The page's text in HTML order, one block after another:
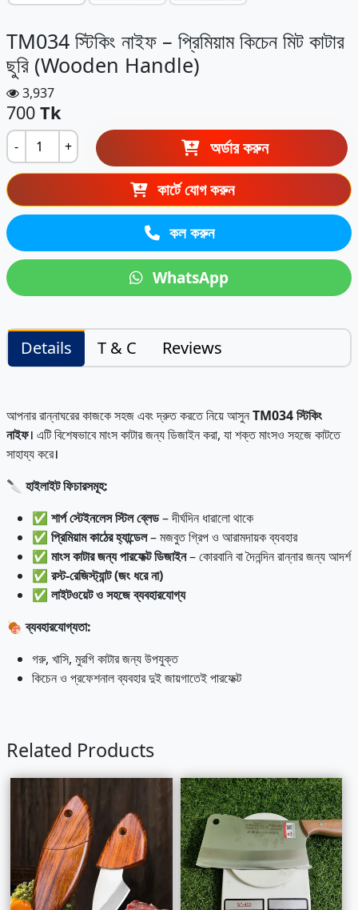
TM034 স্টিকিং নাইফ – প্রিমিয়াম কিচেন মিট কাটার
ছুরি (Wooden Handle)
3,937
700 Tk
- + অর্ডার করুন
কার্টে যোগ করুন
কল করুন
WhatsApp
Details T & C Reviews
আপনার রান্নাঘরের কাজকে সহজ এবং দ্রুত করতে নিয়ে আসুনTM034 স্টিকিং
নাইফ। এটি বিশেষভাবে মাংস কাটার জন্য ডিজাইন করা, যা শক্ত মাংসও সহজে কাটতে
সাহায্য করে।
🔪 হাইলাইট ফিচারসমূহ:
✅ শার্প স্টেইনলেস স্টিল ব্লেড– দীর্ঘদিন ধারালো থাকে
✅ প্রিমিয়াম কাঠের হ্যান্ডেল– মজবুত গ্রিপ ও আরামদায়ক ব্যবহার
✅ মাংস কাটার জন্য পারফেক্ট ডিজাইন– কোরবানি বা দৈনন্দিন রান্নার জন্য আদর্শ
✅ রস্ট-রেজিস্ট্যান্ট (জং ধরে না)
✅ লাইটওয়েট ও সহজে ব্যবহারযোগ্য
🍖ব্যবহারযোগ্যতা:
গরু, খাসি, মুরগি কাটার জন্য উপযুক্ত
কিচেন ও প্রফেশনাল ব্যবহার দুই জায়গাতেই পারফেক্ট
Related Products